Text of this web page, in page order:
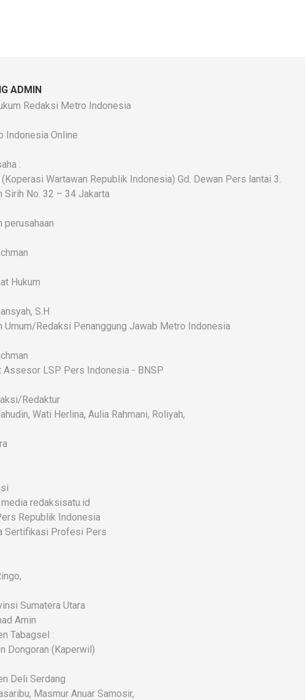
ADMIN
Redaksi Metro Indonesia
Indonesia Online
:
(Koperasi Wartawan Republik Indonesia) Gd. Dewan Pers lantai 3.
Sirih No. 32 – 34 Jakarta
perusahaan
Hukum
S.H
Umum/Redaksi Penanggung Jawab Metro Indonesia
Assesor LSP Pers Indonesia - BNSP
Redaktur
Wati Herlina, Aulia Rahmani, Roliyah,
redaksisatu.id
Republik Indonesia
Sertifikasi Profesi Pers
Sumatera Utara
Amin
Tabagsel :
Dongoran (Kaperwil)
Deli Serdang
Masmur Anuar Samosir,